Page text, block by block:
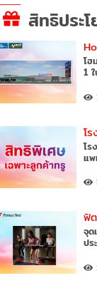
สิทธิประ
โฮ
1
โ
โร
แพ
ฟิ
จุด
ปร